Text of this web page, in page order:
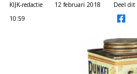
KIJK-redactie
12 februari 2018
10:59
Deel